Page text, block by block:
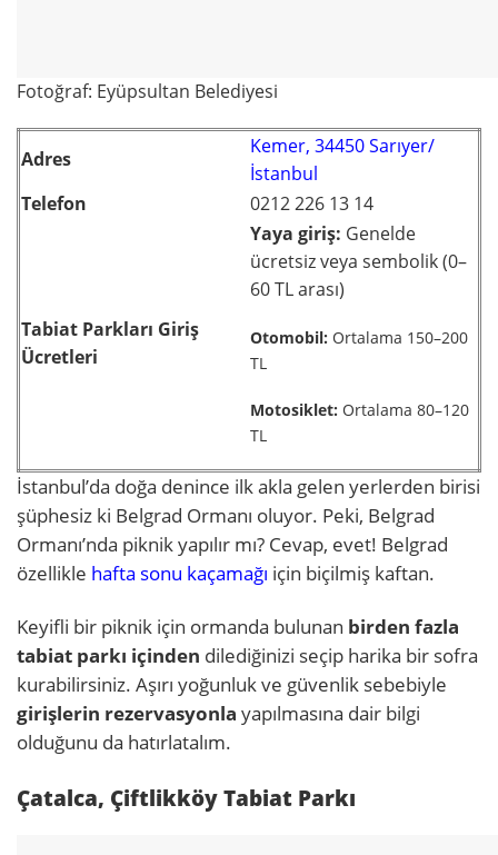
Fotoğraf: Eyüpsultan Belediyesi
Adres
Kemer, 34450 Sarıyer/
İstanbul
Telefon
0212 226 13 14
Tabiat Parkları Giriş
Ücretleri
Yaya giriş: Genelde
ücretsiz veya sembolik (0–
60 TL arası)
Otomobil: Ortalama 150–200
TL
Motosiklet: Ortalama 80–120
TL
İstanbul’da doğa denince ilk akla gelen yerlerden birisi
şüphesiz ki Belgrad Ormanı oluyor. Peki, Belgrad
Ormanı’nda piknik yapılır mı? Cevap, evet! Belgrad
özellikle hafta sonu kaçamağı için biçilmiş kaftan.
Keyifli bir piknik için ormanda bulunan birden fazla
tabiat parkı içinden dilediğinizi seçip harika bir sofra
kurabilirsiniz. Aşırı yoğunluk ve güvenlik sebebiyle
girişlerin rezervasyonla yapılmasına dair bilgi
olduğunu da hatırlatalım.
Çatalca, Çiftlikköy Tabiat Parkı